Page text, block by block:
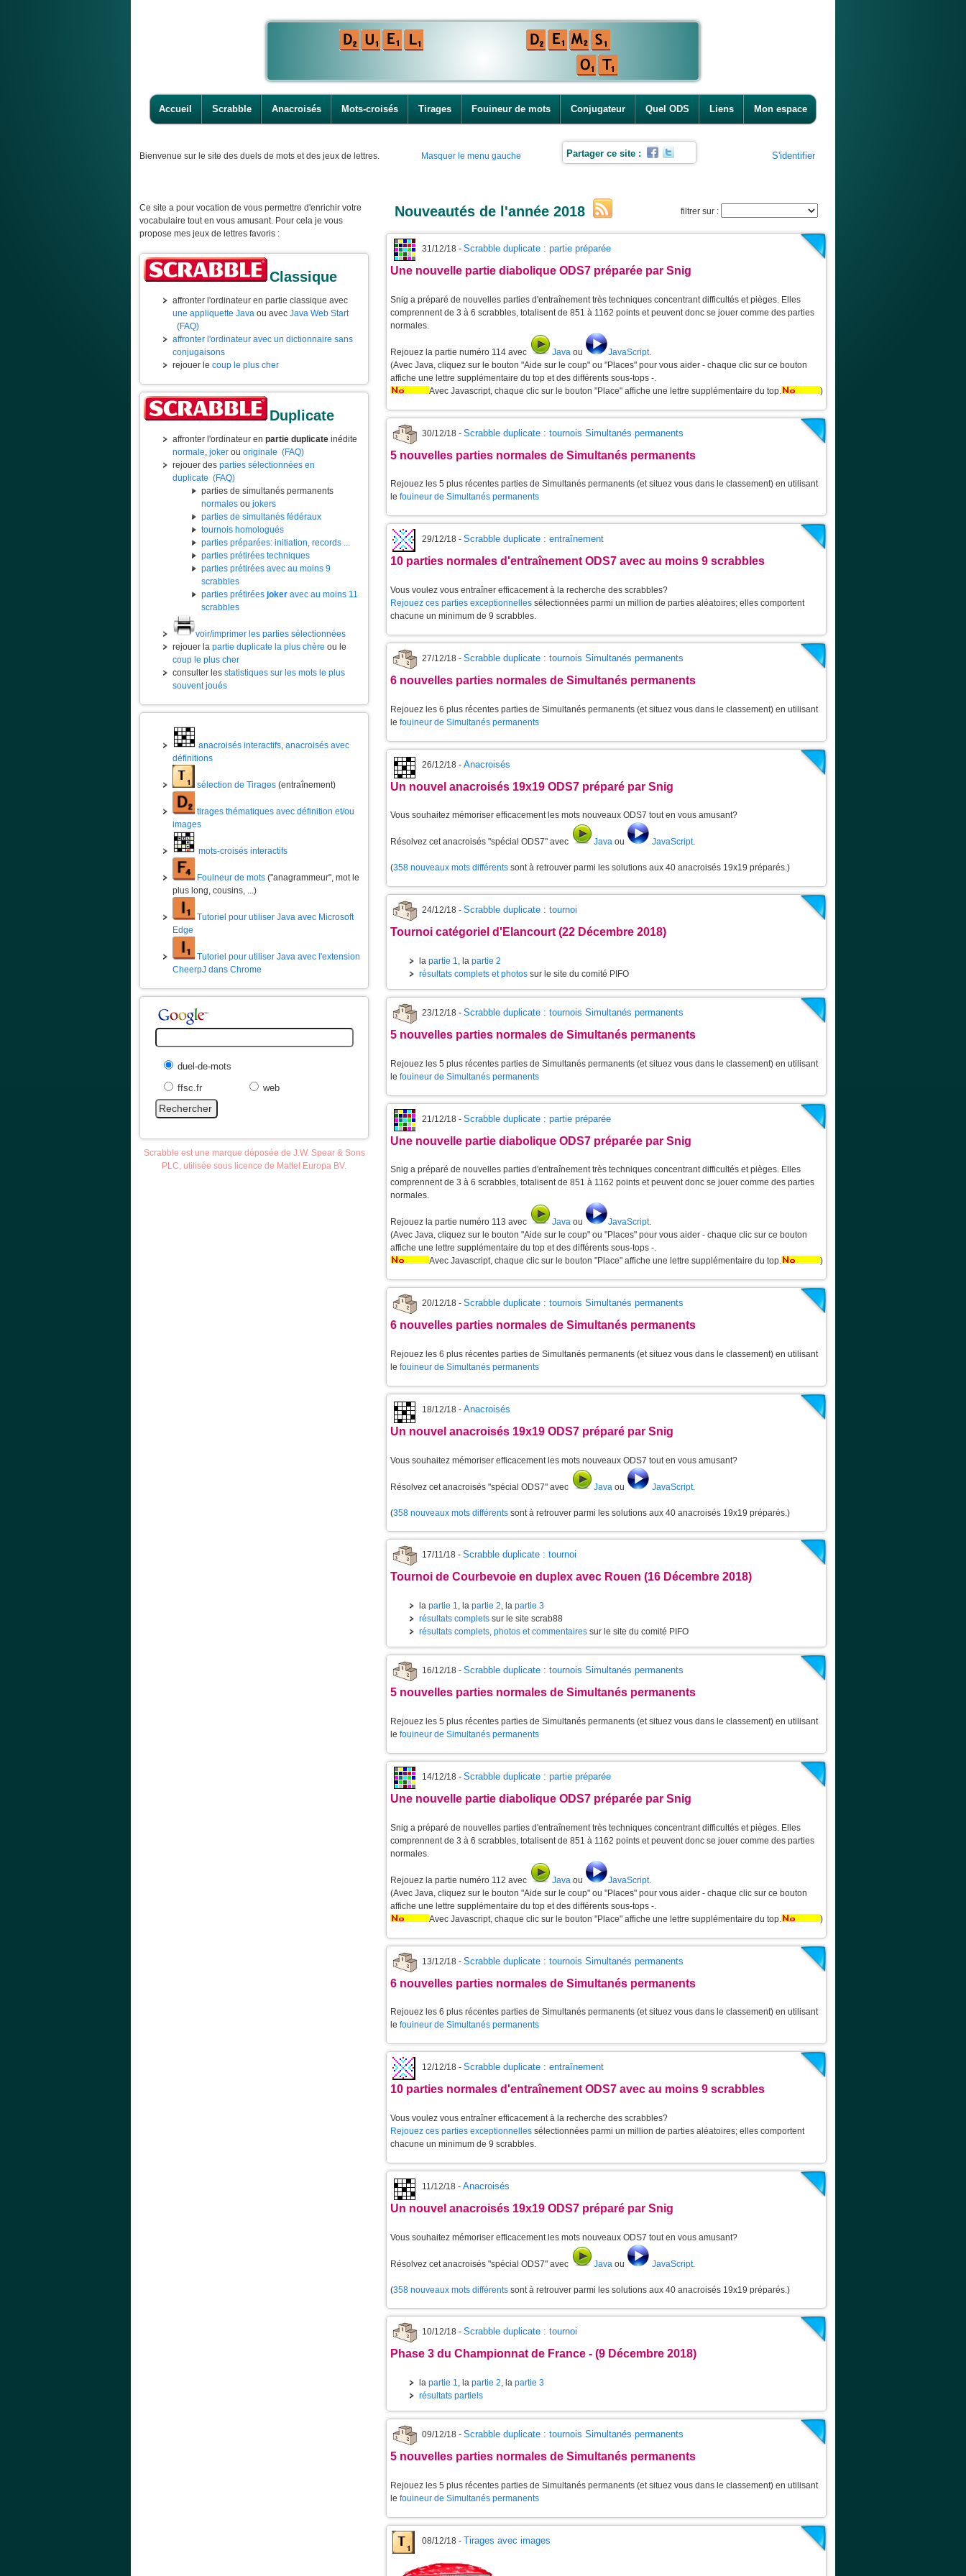
Accueil Scrabble Anacroisés Mots-croisés Tirages Fouineur de mots Conjugateur Quel ODS Liens Mon espace
Bienvenue sur le site des duels de mots et des jeux de lettres. Masquer le menu gauche Partager ce site : S'identifier
Ce site a pour vocation de vous permettre d'enrichir votre
vocabulaire tout en vous amusant. Pour cela je vous
propose mes jeux de lettres favoris :
Classique
affronter l'ordinateur en partie classique avec
une appliquette Java ou avec Java Web Start
(FAQ)
affronter l'ordinateur avec un dictionnaire sans
conjugaisons
rejouer le coup le plus cher
Duplicate
affronter l'ordinateur en partie duplicate inédite
normale, joker ou originale (FAQ)
rejouer des parties sélectionnées en
duplicate (FAQ)
parties de simultanés permanents
normales ou jokers
parties de simultanés fédéraux
tournois homologués
parties préparées: initiation, records ...
parties prétirées techniques
parties prétirées avec au moins 9
scrabbles
parties prétirées joker avec au moins 11
scrabbles
voir/imprimer les parties sélectionnées
rejouer la partie duplicate la plus chère ou le
coup le plus cher
consulter les statistiques sur les mots le plus
souvent joués
anacroisés interactifs, anacroisés avec
définitions
sélection de Tirages (entraînement)
tirages thématiques avec définition et/ou
images
mots-croisés interactifs
Fouineur de mots ("anagrammeur", mot le
plus long, cousins, ...)
Tutoriel pour utiliser Java avec Microsoft
Edge
Tutoriel pour utiliser Java avec l'extension
CheerpJ dans Chrome
duel-de-mots
ffsc.fr
web
Scrabble est une marque déposée de J.W. Spear & Sons
PLC, utilisée sous licence de Mattel Europa BV.
Nouveautés de l'année 2018 filtrer sur :
31/12/18 - Scrabble duplicate : partie préparée
Une nouvelle partie diabolique ODS7 préparée par Snig
Snig a préparé de nouvelles parties d'entraînement très techniques concentrant difficultés et pièges. Elles
comprennent de 3 à 6 scrabbles, totalisent de 851 à 1162 points et peuvent donc se jouer comme des parties
normales.
Rejouez la partie numéro 114 avec Java ou JavaScript.
(Avec Java, cliquez sur le bouton "Aide sur le coup" ou "Places" pour vous aider - chaque clic sur ce bouton
affiche une lettre supplémentaire du top et des différents sous-tops -.
Avec Javascript, chaque clic sur le bouton "Place" affiche une lettre supplémentaire du top.
)
30/12/18 - Scrabble duplicate : tournois Simultanés permanents
5 nouvelles parties normales de Simultanés permanents
Rejouez les 5 plus récentes parties de Simultanés permanents (et situez vous dans le classement) en utilisant
le fouineur de Simultanés permanents
29/12/18 - Scrabble duplicate : entraînement
10 parties normales d'entraînement ODS7 avec au moins 9 scrabbles
Vous voulez vous entraîner efficacement à la recherche des scrabbles?
Rejouez ces parties exceptionnelles sélectionnées parmi un million de parties aléatoires; elles comportent
chacune un minimum de 9 scrabbles.
27/12/18 - Scrabble duplicate : tournois Simultanés permanents
6 nouvelles parties normales de Simultanés permanents
Rejouez les 6 plus récentes parties de Simultanés permanents (et situez vous dans le classement) en utilisant
le fouineur de Simultanés permanents
26/12/18 - Anacroisés
Un nouvel anacroisés 19x19 ODS7 préparé par Snig
Vous souhaitez mémoriser efficacement les mots nouveaux ODS7 tout en vous amusant?
Résolvez cet anacroisés "spécial ODS7" avec Java ou JavaScript.
(358 nouveaux mots différents sont à retrouver parmi les solutions aux 40 anacroisés 19x19 préparés.)
24/12/18 - Scrabble duplicate : tournoi
Tournoi catégoriel d'Elancourt (22 Décembre 2018)
la partie 1, la partie 2
résultats complets et photos sur le site du comité PIFO
23/12/18 - Scrabble duplicate : tournois Simultanés permanents
5 nouvelles parties normales de Simultanés permanents
Rejouez les 5 plus récentes parties de Simultanés permanents (et situez vous dans le classement) en utilisant
le fouineur de Simultanés permanents
21/12/18 - Scrabble duplicate : partie préparée
Une nouvelle partie diabolique ODS7 préparée par Snig
Snig a préparé de nouvelles parties d'entraînement très techniques concentrant difficultés et pièges. Elles
comprennent de 3 à 6 scrabbles, totalisent de 851 à 1162 points et peuvent donc se jouer comme des parties
normales.
Rejouez la partie numéro 113 avec Java ou JavaScript.
(Avec Java, cliquez sur le bouton "Aide sur le coup" ou "Places" pour vous aider - chaque clic sur ce bouton
affiche une lettre supplémentaire du top et des différents sous-tops -.
Avec Javascript, chaque clic sur le bouton "Place" affiche une lettre supplémentaire du top.
)
20/12/18 - Scrabble duplicate : tournois Simultanés permanents
6 nouvelles parties normales de Simultanés permanents
Rejouez les 6 plus récentes parties de Simultanés permanents (et situez vous dans le classement) en utilisant
le fouineur de Simultanés permanents
18/12/18 - Anacroisés
Un nouvel anacroisés 19x19 ODS7 préparé par Snig
Vous souhaitez mémoriser efficacement les mots nouveaux ODS7 tout en vous amusant?
Résolvez cet anacroisés "spécial ODS7" avec Java ou JavaScript.
(358 nouveaux mots différents sont à retrouver parmi les solutions aux 40 anacroisés 19x19 préparés.)
17/11/18 - Scrabble duplicate : tournoi
Tournoi de Courbevoie en duplex avec Rouen (16 Décembre 2018)
la partie 1, la partie 2, la partie 3
résultats complets sur le site scrab88
résultats complets, photos et commentaires sur le site du comité PIFO
16/12/18 - Scrabble duplicate : tournois Simultanés permanents
5 nouvelles parties normales de Simultanés permanents
Rejouez les 5 plus récentes parties de Simultanés permanents (et situez vous dans le classement) en utilisant
le fouineur de Simultanés permanents
14/12/18 - Scrabble duplicate : partie préparée
Une nouvelle partie diabolique ODS7 préparée par Snig
Snig a préparé de nouvelles parties d'entraînement très techniques concentrant difficultés et pièges. Elles
comprennent de 3 à 6 scrabbles, totalisent de 851 à 1162 points et peuvent donc se jouer comme des parties
normales.
Rejouez la partie numéro 112 avec Java ou JavaScript.
(Avec Java, cliquez sur le bouton "Aide sur le coup" ou "Places" pour vous aider - chaque clic sur ce bouton
affiche une lettre supplémentaire du top et des différents sous-tops -.
Avec Javascript, chaque clic sur le bouton "Place" affiche une lettre supplémentaire du top.
)
13/12/18 - Scrabble duplicate : tournois Simultanés permanents
6 nouvelles parties normales de Simultanés permanents
Rejouez les 6 plus récentes parties de Simultanés permanents (et situez vous dans le classement) en utilisant
le fouineur de Simultanés permanents
12/12/18 - Scrabble duplicate : entraînement
10 parties normales d'entraînement ODS7 avec au moins 9 scrabbles
Vous voulez vous entraîner efficacement à la recherche des scrabbles?
Rejouez ces parties exceptionnelles sélectionnées parmi un million de parties aléatoires; elles comportent
chacune un minimum de 9 scrabbles.
11/12/18 - Anacroisés
Un nouvel anacroisés 19x19 ODS7 préparé par Snig
Vous souhaitez mémoriser efficacement les mots nouveaux ODS7 tout en vous amusant?
Résolvez cet anacroisés "spécial ODS7" avec Java ou JavaScript.
(358 nouveaux mots différents sont à retrouver parmi les solutions aux 40 anacroisés 19x19 préparés.)
10/12/18 - Scrabble duplicate : tournoi
Phase 3 du Championnat de France - (9 Décembre 2018)
la partie 1, la partie 2, la partie 3
résultats partiels
09/12/18 - Scrabble duplicate : tournois Simultanés permanents
5 nouvelles parties normales de Simultanés permanents
Rejouez les 5 plus récentes parties de Simultanés permanents (et situez vous dans le classement) en utilisant
le fouineur de Simultanés permanents
08/12/18 - Tirages avec images